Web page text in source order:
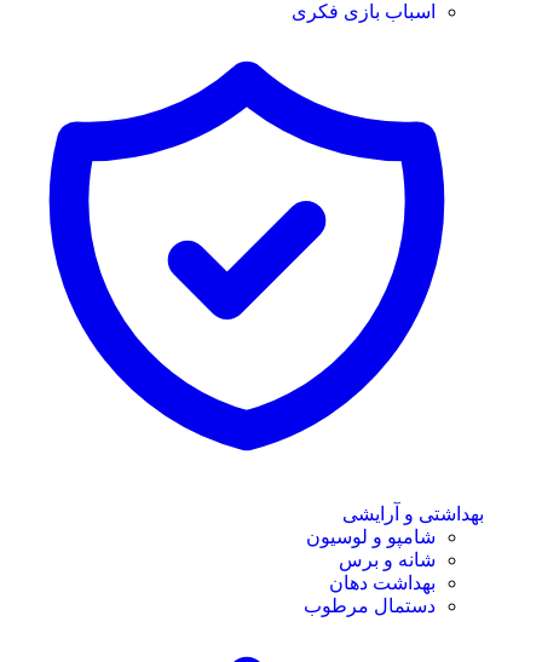
اسباب بازی فکری
بهداشتی و آرایشی
شامپو و لوسیون
شانه و برس
بهداشت دهان
دستمال مرطوب